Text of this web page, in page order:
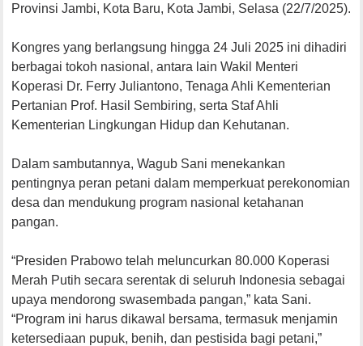
Provinsi Jambi, Kota Baru, Kota Jambi, Selasa (22/7/2025).
Kongres yang berlangsung hingga 24 Juli 2025 ini dihadiri
berbagai tokoh nasional, antara lain Wakil Menteri
Koperasi Dr. Ferry Juliantono, Tenaga Ahli Kementerian
Pertanian Prof. Hasil Sembiring, serta Staf Ahli
Kementerian Lingkungan Hidup dan Kehutanan.
Dalam sambutannya, Wagub Sani menekankan
pentingnya peran petani dalam memperkuat perekonomian
desa dan mendukung program nasional ketahanan
pangan.
“Presiden Prabowo telah meluncurkan 80.000 Koperasi
Merah Putih secara serentak di seluruh Indonesia sebagai
upaya mendorong swasembada pangan,” kata Sani.
“Program ini harus dikawal bersama, termasuk menjamin
ketersediaan pupuk, benih, dan pestisida bagi petani,”